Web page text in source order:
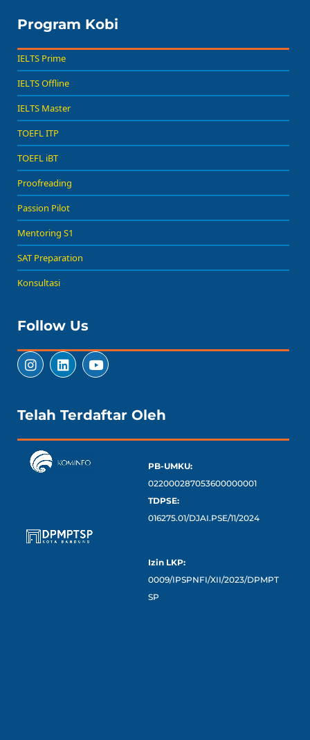
Program Kobi
IELTS Prime
IELTS Offline
IELTS Master
TOEFL ITP
TOEFL iBT
Proofreading
Passion Pilot
Mentoring S1
SAT Preparation
Konsultasi
Follow Us
Telah Terdaftar Oleh
PB-UMKU:
022000287053600000001
TDPSE:
016275.01/DJAI.PSE/11/2024
Izin LKP:
0009/IPSPNFI/XII/2023/DPMPT
SP